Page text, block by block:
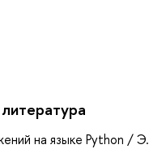
на языке Python / Э.